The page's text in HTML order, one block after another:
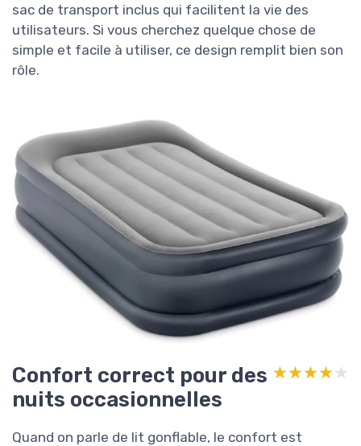
sac de transport inclus qui facilitent la vie des
utilisateurs. Si vous cherchez quelque chose de
simple et facile à utiliser, ce design remplit bien son
rôle.
Confort correct pour des
nuits occasionnelles
★★★★★
★★★★★
Quand on parle de lit gonflable, le confort est